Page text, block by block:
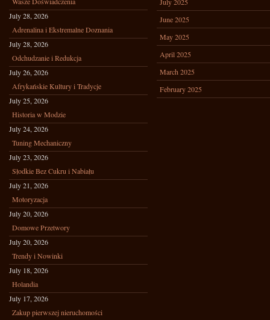
July 28, 2026
Adrenalina i Ekstremalne Doznania
July 28, 2026
Odchudzanie i Redukcja
July 26, 2026
Afrykańskie Kultury i Tradycje
July 25, 2026
Historia w Modzie
July 24, 2026
Tuning Mechaniczny
July 23, 2026
Słodkie Bez Cukru i Nabiału
July 21, 2026
Motoryzacja
July 20, 2026
Domowe Przetwory
July 20, 2026
Trendy i Nowinki
July 18, 2026
Holandia
July 17, 2026
Zakup pierwszej nieruchomości
June 2025
May 2025
April 2025
March 2025
February 2025